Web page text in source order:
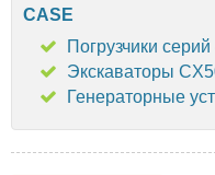
CASE
Погрузчики
Экскаваторы
Генераторные